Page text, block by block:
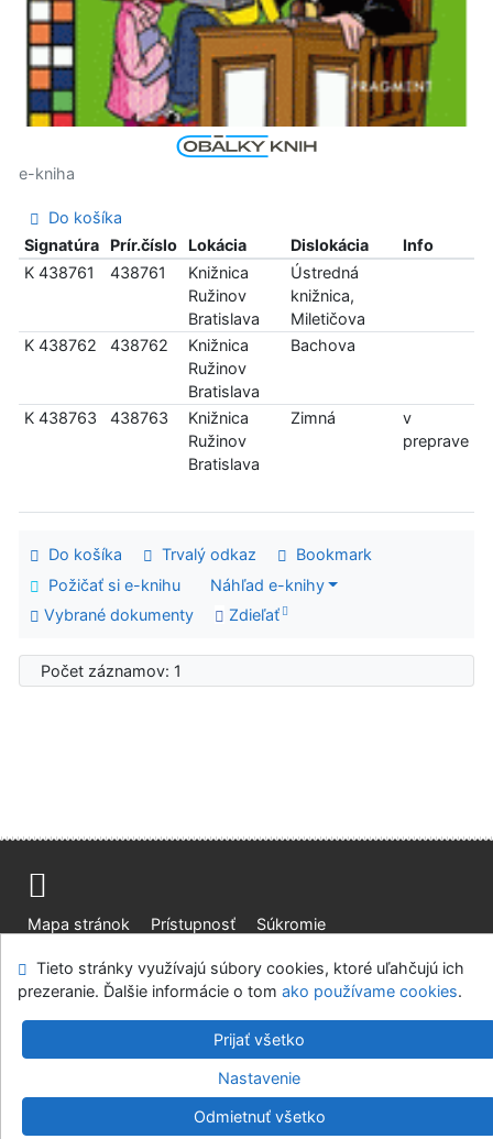
e-kniha
Do košíka
Signatúra
Prír.číslo Lokácia Dislokácia
Info
K 438761
438761
Knižnica
Ružinov
Bratislava
Ústredná
knižnica,
Miletičova
K 438762
438762
Knižnica
Ružinov
Bratislava
Bachova
K 438763 438763
Knižnica
Ružinov
Bratislava
Zimná
v
preprave
Do košíka Trvalý odkaz
Bookmark
Požičať si e-knihu
Náhľad e-knihy
Vybrané dokumenty
Zdieľať
Počet záznamov: 1
Mapa stránok Prístupnosť
Súkromie
v.4.8.63a-Cosmotron Slovakia, s.r.o.
Tieto stránky využívajú súbory cookies, ktoré uľahčujú ich
prezeranie. Ďalšie informácie o tom ako používame cookies.
Prijať všetko
Nastavenie
Odmietnuť všetko